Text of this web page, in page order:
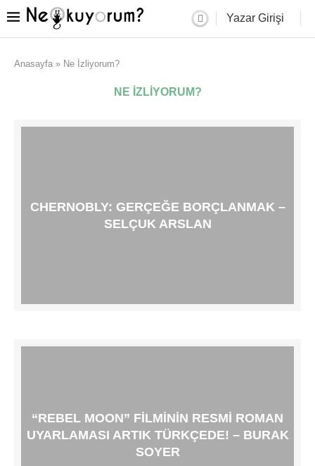
Yazar Girişi
Anasayfa » Ne İzliyorum?
NE İZLIYORUM?
CHERNOBLY: GERÇEĞE BORÇLANMAK –
SELÇUK ARSLAN
“REBEL MOON” FILMININ RESMI ROMAN
UYARLAMASI ARTIK TÜRKÇEDE! – BURAK
SOYER